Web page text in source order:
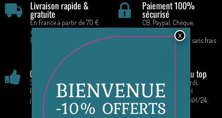
Livraison rapide &
gratuite
En France à partir de 70 €
d'achat
En mondial relais
Paiement 100%
sécurisé
CB, Paypal, Chèque,
Paiement en 4 fois sans frais
Garantie satisfaction
Satisfait ou remboursé
Retours acceptés pendant 14
jours
Service client au top
Par téléphone : Mardi,
Vendredi : 9H - 16H
Par E-mail : 7J/7 24H/24